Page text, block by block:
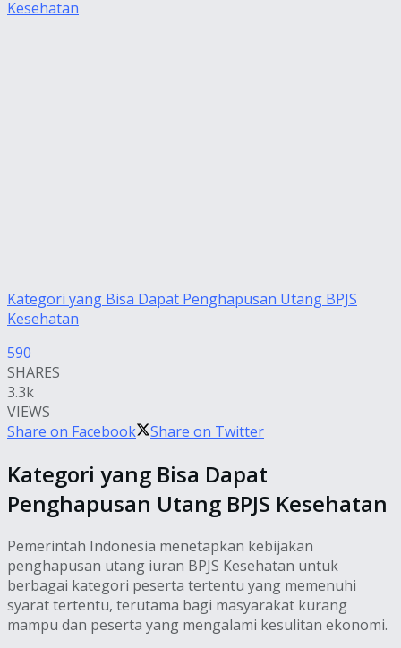
Kategori yang Bisa Dapat Penghapusan Utang BPJS
Kesehatan
590
SHARES
3.3k
VIEWS
Share on Facebook
Share on Twitter
Kategori yang Bisa Dapat
Penghapusan Utang BPJS Kesehatan
Pemerintah Indonesia menetapkan kebijakan
penghapusan utang iuran BPJS Kesehatan untuk
berbagai kategori peserta tertentu yang memenuhi
syarat tertentu, terutama bagi masyarakat kurang
mampu dan peserta yang mengalami kesulitan ekonomi.